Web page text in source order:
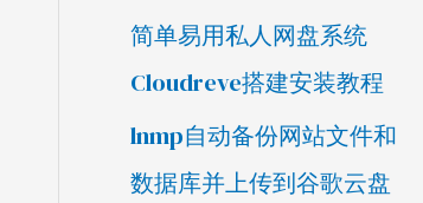
简单易用私人网盘系统
Cloudreve搭建安装教程
lnmp自动备份网站文件和
数据库并上传到谷歌云盘